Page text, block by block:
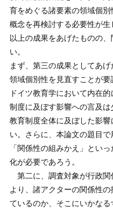
育をめぐる諸要素の領域個
概念を再検討する必要性が生
以上の成果をあげたものの
い。
まず、第三の成果としてあ
領域個別性を見直すことが要
ドイツ教育学において内在
制度に及ぼす影響への言及
教育制度全体に及ぼした影
い。さらに、本論文の題目で
「関係性の組みかえ」とい
化が必要であろう。
第二に、調査対象が行政関
より、諸アクターの関係性
ているのか、そこにいかな